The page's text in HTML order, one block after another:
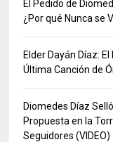
El Pedido de
¿Por qué Nunca se
Elder Dayán Díaz:
Última Canción de
Diomedes Díaz
Propuesta en la
Seguidores (VIDEO)